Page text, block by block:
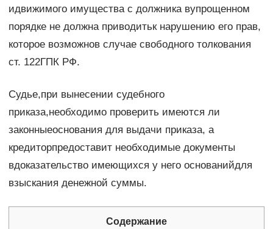
идвижимого имущества с должника вупрощенном
порядке не должна приводитьк нарушению его прав,
которое возможнов случае свободного толкования
ст. 122ГПК РФ.
Судье,при вынесении судебного
приказа,необходимо проверить имеются ли
законныеоснования для выдачи приказа, а
кредиторпредоставит необходимые документы
вдоказательство имеющихся у него основанийдля
взыскания денежной суммы.
Содержание